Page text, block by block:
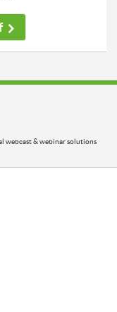
webcast & webinar solutions